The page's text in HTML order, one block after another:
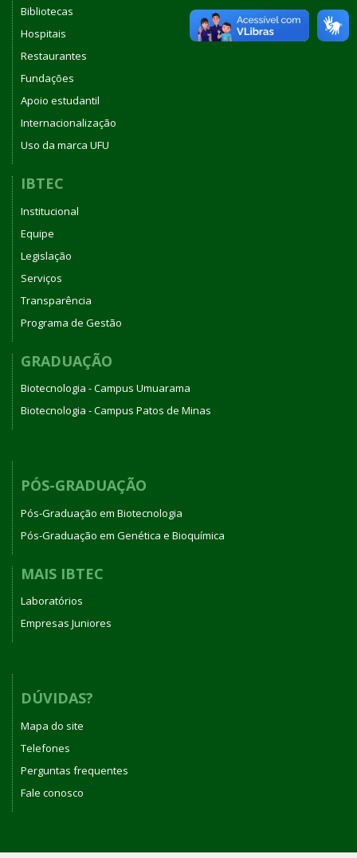
Bibliotecas
Hospitais
Restaurantes
Fundações
Apoio estudantil
Internacionalização
Uso da marca UFU
IBTEC
Institucional
Equipe
Legislação
Serviços
Transparência
Programa de Gestão
GRADUAÇÃO
Biotecnologia - Campus Umuarama
Biotecnologia - Campus Patos de Minas
PÓS-GRADUAÇÃO
Pós-Graduação em Biotecnologia
Pós-Graduação em Genética e Bioquímica
MAIS IBTEC
Laboratórios
Empresas Juniores
DÚVIDAS?
Mapa do site
Telefones
Perguntas frequentes
Fale conosco